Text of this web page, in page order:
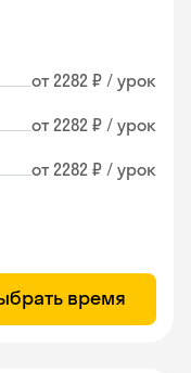
от 2282 ₽ / урок
от 2282 ₽ / урок
от 2282 ₽ / урок
время